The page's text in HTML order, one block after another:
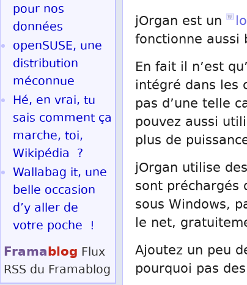
jOrgan est un
fonctionne aussi
En fait il n’est
intégré dans les
pas d’une telle
pouvez aussi
plus de
jOrgan utilise
sont préchargés
sous Windows,
le net,
Ajoutez un peu
pourquoi pas
pour nos
données
openSUSE, une
distribution
méconnue
Hé, en vrai, tu
sais comment ça
marche, toi,
Wikipédia ?
Wallabag it, une
belle occasion
d’y aller de
votre poche !
Framablog Flux
RSS du Framablog